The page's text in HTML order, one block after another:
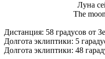
Луна
The
Дистанция: 58 градусов от
Долгота эклиптики: 5
Долгота эклиптики: 48